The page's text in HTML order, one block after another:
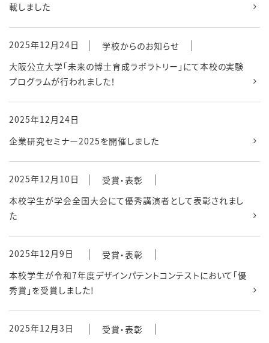
載しました
2025年12月24日
学校からのお知らせ
大阪公立大学「未来の博士育成ラボラトリー」にて本校の実験
プログラムが行われました！
2025年12月24日
企業研究セミナー2025を開催しました
2025年12月10日
受賞・表彰
本校学生が学会全国大会にて優秀講演者として表彰されまし
た
2025年12月9日
受賞・表彰
本校学生が令和7年度デザインパテントコンテストにおいて「優
秀賞」を受賞しました!
2025年12月3日
受賞・表彰